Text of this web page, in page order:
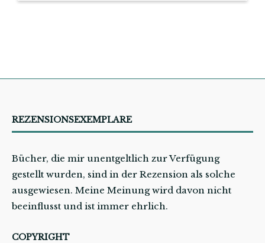
REZENSIONSEXEMPLARE
Bücher, die mir unentgeltlich zur Verfügung
gestellt wurden, sind in der Rezension als solche
ausgewiesen. Meine Meinung wird davon nicht
beeinflusst und ist immer ehrlich.
COPYRIGHT